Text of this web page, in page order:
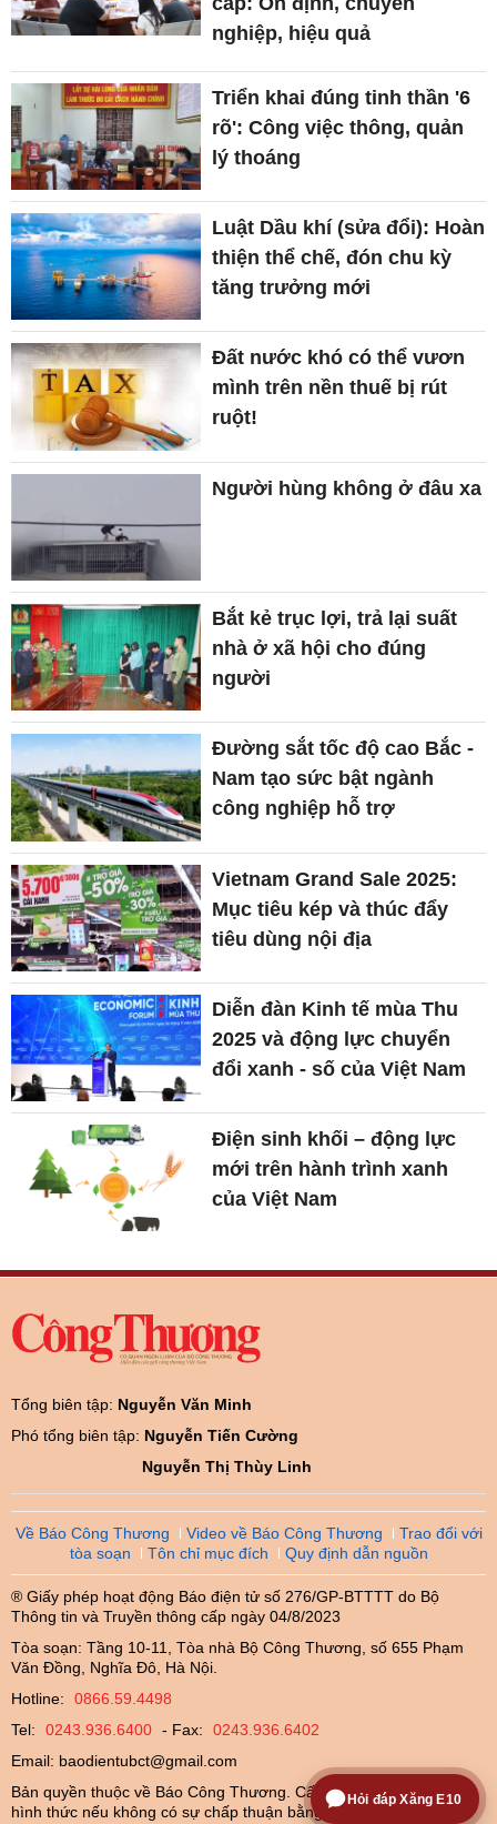
nghiệp, hiệu quả
Triển khai đúng tinh thần '6
rõ': Công việc thông, quản
lý thoáng
Luật Dầu khí (sửa đổi): Hoàn
thiện thể chế, đón chu kỳ
tăng trưởng mới
Đất nước khó có thể vươn
mình trên nền thuế bị rút
ruột!
Người hùng không ở đâu xa
Bắt kẻ trục lợi, trả lại suất
nhà ở xã hội cho đúng
người
Đường sắt tốc độ cao Bắc -
Nam tạo sức bật ngành
công nghiệp hỗ trợ
Vietnam Grand Sale 2025:
Mục tiêu kép và thúc đẩy
tiêu dùng nội địa
Diễn đàn Kinh tế mùa Thu
2025 và động lực chuyển
đổi xanh - số của Việt Nam
Điện sinh khối – động lực
mới trên hành trình xanh
của Việt Nam
Tổng biên tập: Nguyễn Văn Minh
Phó tổng biên tập: Nguyễn Tiến Cường
Nguyễn Thị Thùy Linh
Về Báo Công Thương Video về Báo Công Thương
Trao đổi với
tòa soạn
Tôn chỉ mục đích Quy định dẫn nguồn
® Giấy phép hoạt động Báo điện tử số 276/GP-BTTTT do Bộ
Thông tin và Truyền thông cấp ngày 04/8/2023
Tòa soạn: Tầng 10-11, Tòa nhà Bộ Công Thương, số 655 Phạm
Văn Đồng, Nghĩa Đô, Hà Nội.
Hotline:
0866.59.4498
Tel:
0243.936.6400 - Fax:
0243.936.6402
Email: baodientubct@gmail.com
Bản quyền thuộc về Báo Công Thương. Cấm sao chép dưới mọi
hình thức nếu không có sự chấp thuận bằng văn bản.
Hỏi đáp Xăng E10